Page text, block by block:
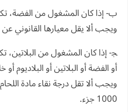
ب- إذا كان المشغول من الفضة،
ويجب ألا يقل معيارها القانوني
ﺠ- إذا كان المشغول من البلاتين،
أو الفضة أو البلاتين أو البلاديوم
1000 جزء.